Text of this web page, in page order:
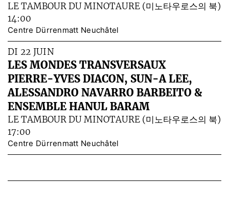
LE TAMBOUR DU MINOTAURE (미노타우로스의 북)
14:00
Centre Dürrenmatt Neuchâtel
DI 22 JUIN
LES MONDES TRANSVERSAUX
PIERRE-YVES DIACON, SUN-A LEE,
ALESSANDRO NAVARRO BARBEITO &
ENSEMBLE HANUL BARAM
LE TAMBOUR DU MINOTAURE (미노타우로스의 북)
17:00
Centre Dürrenmatt Neuchâtel